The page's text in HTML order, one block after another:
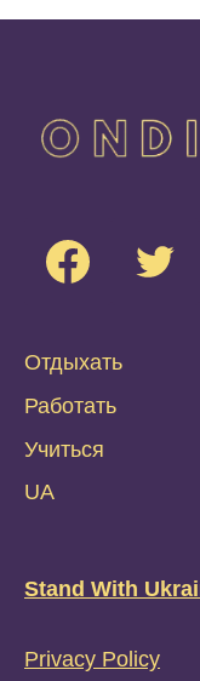
Отдыхать
Работать
Учиться
UA
Stand With
Privacy Policy